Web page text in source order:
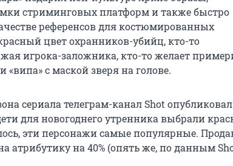
стриминговых платформ и также быстро
референсов для костюмированных
цвет охранников-убийц, кто-то
игрока-заложника, кто-то желает
«випа» с маской зверя на голове.
сериала телеграм-канал Shot опубликовал
для новогоднего утренника выбрали
эти персонажи самые популярные.
атрибутику на 40% (опять же, по данным